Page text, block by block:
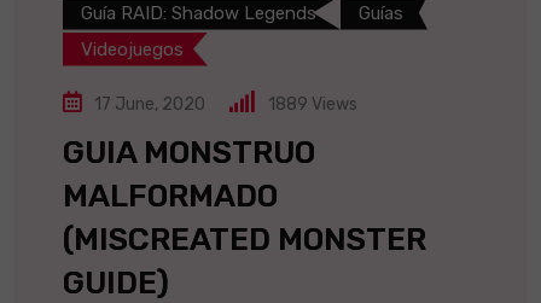
Guía RAID: Shadow Legends
Guías
Videojuegos
17 June, 2020 1889 Views
GUIA MONSTRUO
MALFORMADO
(MISCREATED MONSTER
GUIDE)